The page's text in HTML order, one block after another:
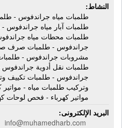
النشاط:
طلمبات مياه جراندفوس -
طلمبات آبار مياه
طلمبات محطات مياه
جراندفوس - طلمبات صرف
مشروبات جراندفوس -
طلمبات نقل أدوية
جراندفوس - طلمبات تكييف
وتركيب طلمبات مياه -
مواتير كهرباء - فحص لوحات
البريد الإلكترونى:
info@muhamedharb.com